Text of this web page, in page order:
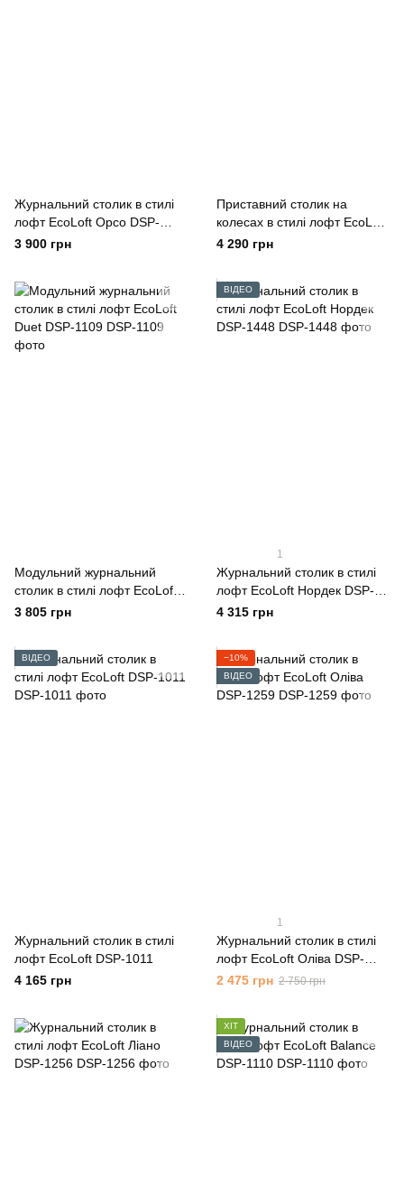
Журнальний столик в стилі
лофт EcoLoft Орсо DSP-
1356
3 900 грн
Приставний столик на
колесах в стилі лофт EcoLoft
Флауто DSP-1417
4 290 грн
Модульний журнальний
столик в стилі лофт EcoLoft
Duet DSP-1109
3 805 грн
ВІДЕО
1
Журнальний столик в стилі
лофт EcoLoft Нордек DSP-
1448
4 315 грн
ВІДЕО
Журнальний столик в стилі
лофт EcoLoft DSP-1011
4 165 грн
−10%
ВІДЕО
1
Журнальний столик в стилі
лофт EcoLoft Оліва DSP-
1259
2 475 грн 2 750 грн
ХІТ
ВІДЕО